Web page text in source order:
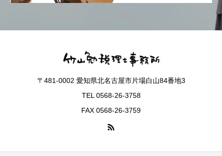
〒481-0002 愛知県北名古屋市片場白山84番地3
TEL 0568-26-3758
FAX 0568-26-3759